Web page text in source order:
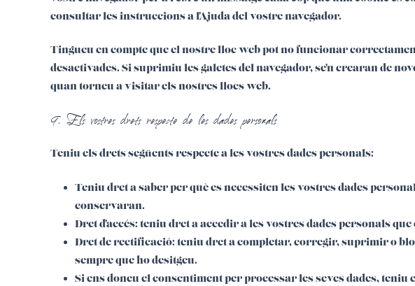
consultar les instruccions a l'Ajuda del vostre navegador.
Tingueu en compte que el nostre lloc web pot no funcionar
desactivades. Si suprimiu les galetes del navegador, se'n crearan de
quan torneu a visitar els nostres llocs web.
9. Els vostres drets respecte de les dades personals
Teniu els drets següents respecte a les vostres dades personals:
Teniu dret a saber per què es necessiten les vostres dades
conservaran.
Dret d'accés: teniu dret a accedir a les vostres dades personals que
Dret de rectificació: teniu dret a completar, corregir, suprimir o
sempre que ho desitgeu.
Si ens doneu el consentiment per processar les seves dades,